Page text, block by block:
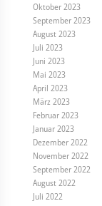
Oktober 2023
September 2023
August 2023
Juli 2023
Juni 2023
Mai 2023
April 2023
März 2023
Februar 2023
Januar 2023
Dezember 2022
November 2022
September 2022
August 2022
Juli 2022